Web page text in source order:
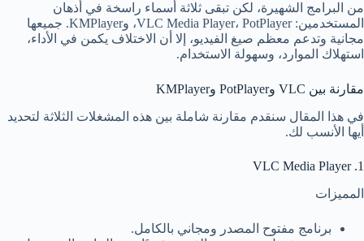
من البرامج الشهيرة، لكن تبقى ثلاثة أسماء راسخة في أذهان
المستخدمين: VLC Media Player، PotPlayer، وKMPlayer. جميعها
مجانية وتدعم معظم صيغ الفيديو، إلا أن الاختلاف يكمن في الأداء،
استهلاك الموارد، وسهولة الاستخدام.
مقارنة بين VLC وPotPlayer وKMPlayer
في هذا المقال سنقدم مقارنة شاملة بين هذه المشغلات الثلاثة لتحديد
أيها الأنسب لك.
1. VLC Media Player
المميزات
برنامج مفتوح المصدر ومجاني بالكامل.